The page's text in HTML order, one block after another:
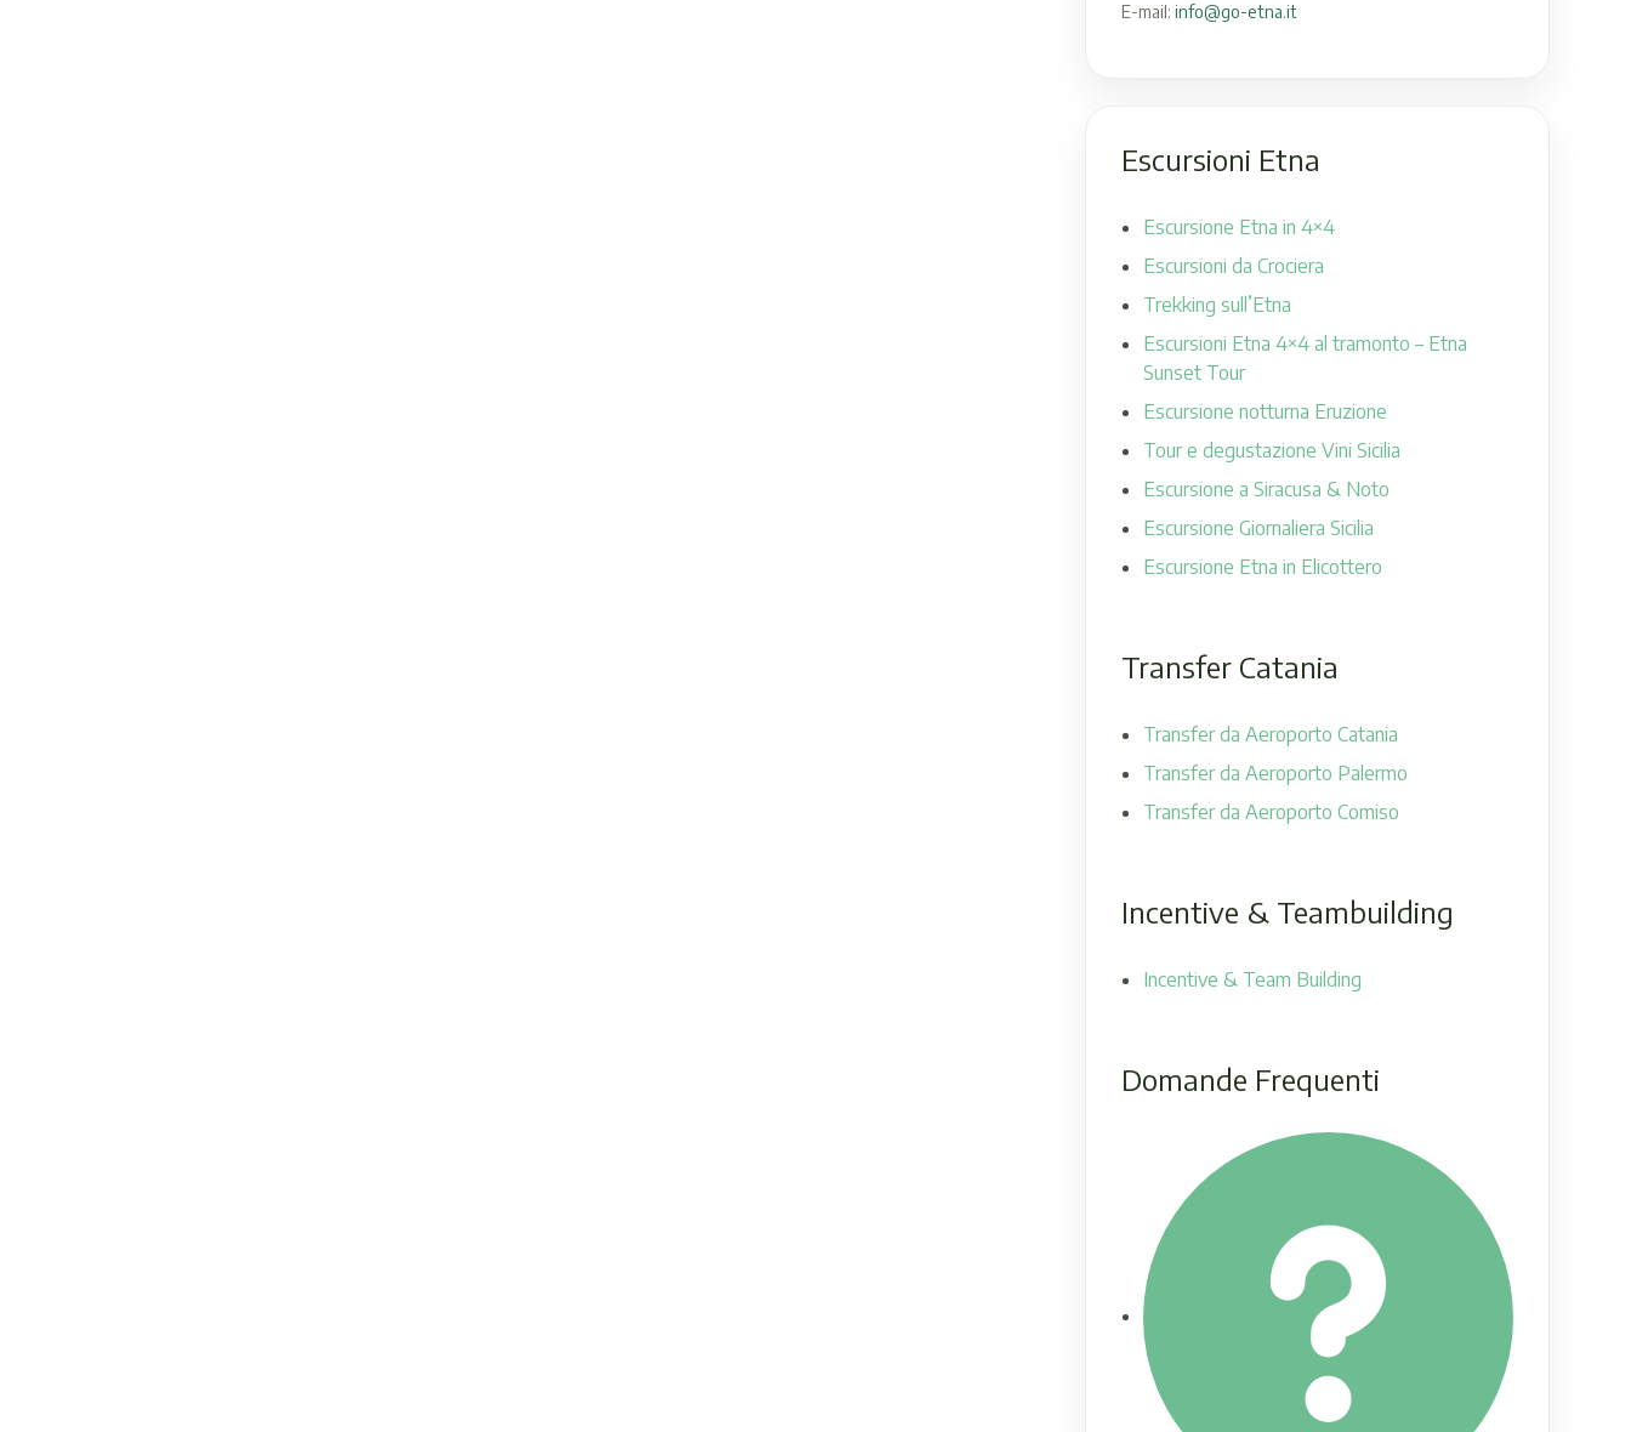
E-mail: info@go-etna.it
Escursioni Etna
Escursione Etna in 4×4
Escursioni da Crociera
Trekking sull’Etna
Escursioni Etna 4×4 al tramonto – Etna
Sunset Tour
Escursione notturna Eruzione
Tour e degustazione Vini Sicilia
Escursione a Siracusa & Noto
Escursione Giornaliera Sicilia
Escursione Etna in Elicottero
Transfer Catania
Transfer da Aeroporto Catania
Transfer da Aeroporto Palermo
Transfer da Aeroporto Comiso
Incentive & Teambuilding
Incentive & Team Building
Domande Frequenti